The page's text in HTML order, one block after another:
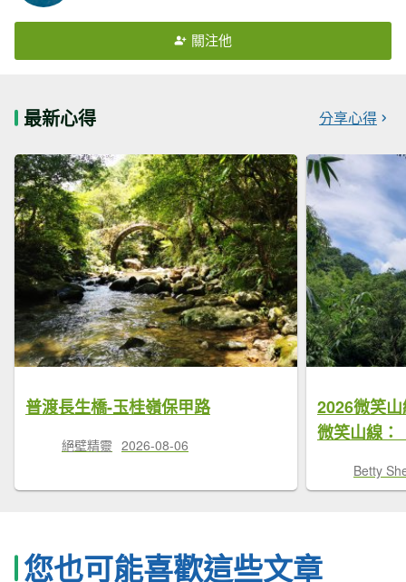
關注他
最新心得 分享心得
普渡長生橋-玉桂嶺保甲路
絕壁精靈 2026-08-06
2026微笑
微笑山線：
Betty
您也可能喜歡這些文章